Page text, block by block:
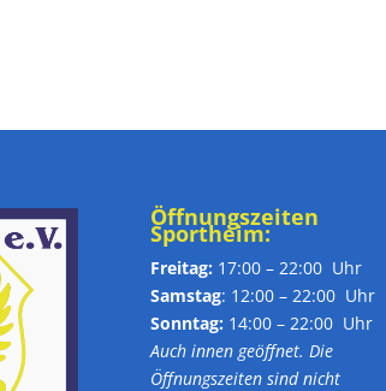
Öffnungszeiten
Sportheim:
Freitag: 17:00 – 22:00 Uhr
Samstag: 12:00 – 22:00 Uhr
Sonntag: 14:00 – 22:00 Uhr
Auch innen geöffnet. Die
Öffnungszeiten sind nicht